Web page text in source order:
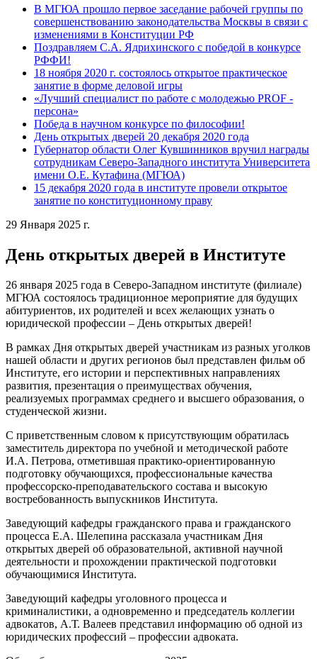
В МГЮА прошло первое заседание рабочей группы по
совершенствованию законодательства Москвы в связи с
изменениями в Конституции РФ
Поздравляем С.А. Ядрихинского с победой в конкурсе
РФФИ!
18 ноября 2020 г. состоялось открытое практическое
занятие в форме деловой игры
«Лучший специалист по работе с молодежью PROF -
персона»
Победа в научном конкурсе по философии!
День открытых дверей 20 декабря 2020 года
Губернатор области Олег Кувшинников вручил награды
сотрудникам Северо-Западного института Университета
имени О.Е. Кутафина (МГЮА)
15 декабря 2020 года в институте провели открытое
занятие по конституционному праву
29 Января 2025 г.
День открытых дверей в Институте
26 января 2025 года в Северо-Западном институте (филиале)
МГЮА состоялось традиционное мероприятие для будущих
абитуриентов, их родителей и всех желающих узнать о
юридической профессии – День открытых дверей!
В рамках Дня открытых дверей участникам из разных уголков
нашей области и других регионов был представлен фильм об
Институте, его истории и перспективных направлениях
развития, презентация о преимуществах обучения,
реализуемых программах среднего и высшего образования, о
студенческой жизни.
С приветственным словом к присутствующим обратилась
заместитель директора по учебной и методической работе
И.А. Петрова, отметившая практико-ориентированную
подготовку обучающихся, профессиональные качества
профессорско-преподавательского состава и высокую
востребованность выпускников Института.
Заведующий кафедры гражданского права и гражданского
процесса Е.А. Шелепина рассказала участникам Дня
открытых дверей об образовательной, активной научной
деятельности и прохождении практической подготовки
обучающимися Института.
Заведующий кафедры уголовного процесса и
криминалистики, а одновременно и председатель коллегии
адвокатов, А.Т. Валеев представил информацию об одной из
юридических профессий – профессии адвоката.